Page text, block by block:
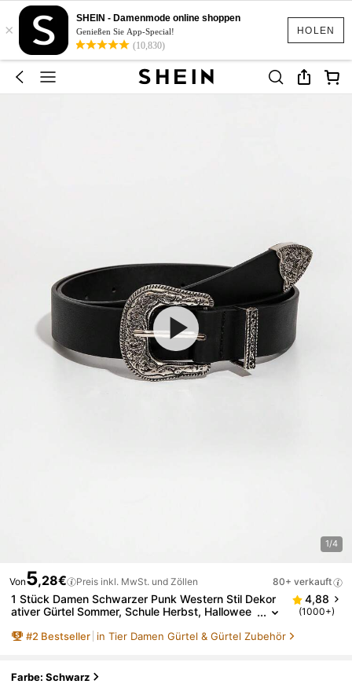
HOLEN
×
SHEIN - Damenmode online shoppen
Genießen Sie App-Special!
(10,830)
1/4
Von5,28€ Preis inkl. MwSt. und Zöllen 80+ verkauft
1 Stück Damen Schwarzer Punk Western Stil Dekor
ativer Gürtel Sommer, Schule Herbst, Hallowee
4,88
(1000+)
#2 Bestseller in Tier Damen Gürtel & Gürtel Zubehör
Farbe: Schwarz